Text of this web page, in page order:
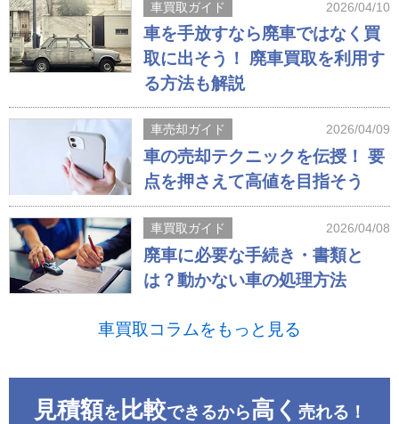
車買取ガイド 2026/04/10
車を手放すなら廃車ではなく買
取に出そう！ 廃車買取を利用す
る方法も解説
車売却ガイド 2026/04/09
車の売却テクニックを伝授！ 要
点を押さえて高値を目指そう
車買取ガイド 2026/04/08
廃車に必要な手続き・書類と
は？動かない車の処理方法
車買取コラムをもっと見る
見積額を 比較できるから高く 売れる！